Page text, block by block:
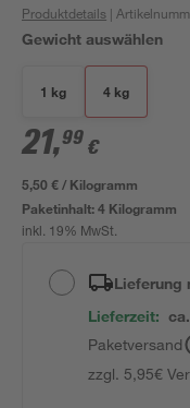
Produktdetails |
Gewicht auswählen
1 kg 4 kg
21,99 €
5,50 € / Kilogramm
Paketinhalt:4 Kilogramm
inkl. 19% MwSt.
Lieferung
Lieferzeit:
Paketversand
zzgl. 5,95€